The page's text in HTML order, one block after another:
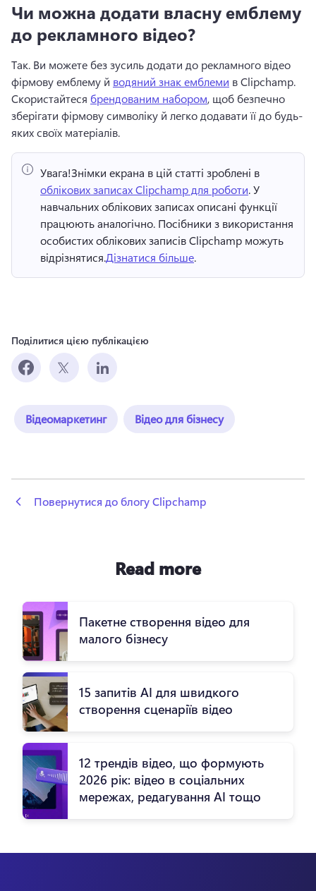
Чи можна додати власну емблему
до рекламного відео?
Так. Ви можете без зусиль додати до рекламного відео
фірмову емблему й водяний знак емблеми
Скористайтеся брендованим набором, щоб безпечно
зберігати фірмову символіку й легко додавати її до будь-
яких своїх матеріалів.
Увага!
облікових записах Clipchamp для роботи. У
навчальних облікових записах описані функції
працюють аналогічно. Посібники з використання
особистих облікових записів Clipchamp можуть
відрізнятися.Дізнатися більше.
Поділитися цією публікацією
Відеомаркетинг Відео для бізнесу
Повернутися до блогу Clipchamp
Read more
Пакетне створення відео для
малого бізнесу
15 запитів AI для швидкого
створення сценаріїв відео
12 трендів відео, що формують
2026 рік: відео в соціальних
мережах, редагування AI тощо